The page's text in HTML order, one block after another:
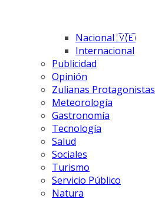
Nacional 🇻🇪
Internacional
Publicidad
Opinión
Zulianas Protagonistas
Meteorología
Gastronomía
Tecnología
Salud
Sociales
Turismo
Servicio Público
Natura